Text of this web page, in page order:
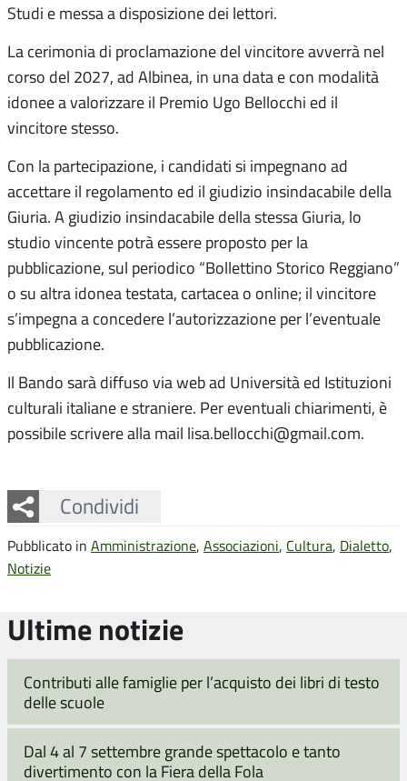
Studi e messa a disposizione dei lettori.
La cerimonia di proclamazione del vincitore avverrà nel
corso del 2027, ad Albinea, in una data e con modalità
idonee a valorizzare il Premio Ugo Bellocchi ed il
vincitore stesso.
Con la partecipazione, i candidati si impegnano ad
accettare il regolamento ed il giudizio insindacabile della
Giuria. A giudizio insindacabile della stessa Giuria, lo
studio vincente potrà essere proposto per la
pubblicazione, sul periodico “Bollettino Storico Reggiano”
o su altra idonea testata, cartacea o online; il vincitore
s’impegna a concedere l’autorizzazione per l’eventuale
pubblicazione.
Il Bando sarà diffuso via web ad Università ed Istituzioni
culturali italiane e straniere. Per eventuali chiarimenti, è
possibile scrivere alla mail lisa.bellocchi@gmail.com.
Condividi
Facebook
Twitter
Whatsapp
Pubblicato in Amministrazione, Associazioni, Cultura, Dialetto,
Notizie
Ultime notizie
Contributi alle famiglie per l’acquisto dei libri di testo
delle scuole
Dal 4 al 7 settembre grande spettacolo e tanto
divertimento con la Fiera della Fola